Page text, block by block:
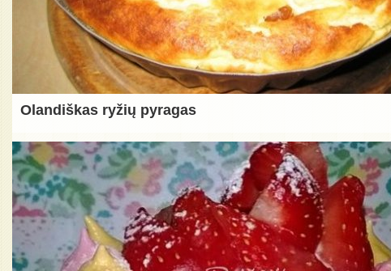
Olandiškas ryžių pyragas